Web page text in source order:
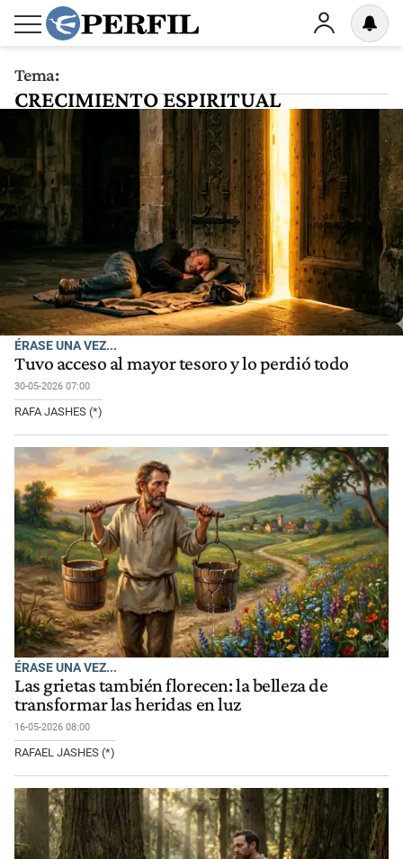
Tema:
CRECIMIENTO ESPIRITUAL
ÉRASE UNA VEZ...
Tuvo acceso al mayor tesoro y lo perdió todo
30-05-2026 07:00
RAFA JASHES (*)
ÉRASE UNA VEZ...
Las grietas también florecen: la belleza de
transformar las heridas en luz
16-05-2026 08:00
RAFAEL JASHES (*)